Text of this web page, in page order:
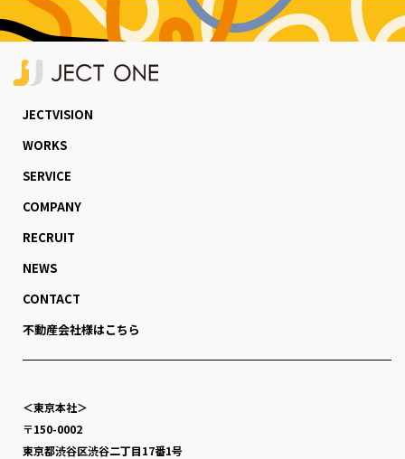
JECTVISION
WORKS
SERVICE
COMPANY
RECRUIT
NEWS
CONTACT
不動産会社様はこちら
＜東京本社＞
〒150-0002
東京都渋谷区渋谷二丁目17番1号